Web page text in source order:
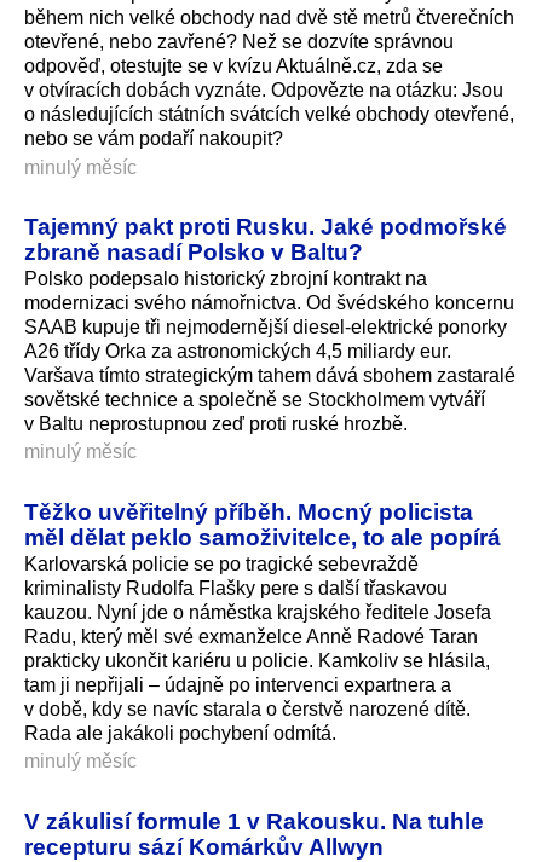
během nich velké obchody nad dvě stě metrů čtverečních
otevřené, nebo zavřené? Než se dozvíte správnou
odpověď, otestujte se v kvízu Aktuálně.cz, zda se
v otvíracích dobách vyznáte. Odpovězte na otázku: Jsou
o následujících státních svátcích velké obchody otevřené,
nebo se vám podaří nakoupit?
minulý měsíc
Tajemný pakt proti Rusku. Jaké podmořské
zbraně nasadí Polsko v Baltu?
Polsko podepsalo historický zbrojní kontrakt na
modernizaci svého námořnictva. Od švédského koncernu
SAAB kupuje tři nejmodernější diesel-elektrické ponorky
A26 třídy Orka za astronomických 4,5 miliardy eur.
Varšava tímto strategickým tahem dává sbohem zastaralé
sovětské technice a společně se Stockholmem vytváří
v Baltu neprostupnou zeď proti ruské hrozbě.
minulý měsíc
Těžko uvěřitelný příběh. Mocný policista
měl dělat peklo samoživitelce, to ale popírá
Karlovarská policie se po tragické sebevraždě
kriminalisty Rudolfa Flašky pere s další třaskavou
kauzou. Nyní jde o náměstka krajského ředitele Josefa
Radu, který měl své exmanželce Anně Radové Taran
prakticky ukončit kariéru u policie. Kamkoliv se hlásila,
tam ji nepřijali – údajně po intervenci expartnera a
v době, kdy se navíc starala o čerstvě narozené dítě.
Rada ale jakákoli pochybení odmítá.
minulý měsíc
V zákulisí formule 1 v Rakousku. Na tuhle
recepturu sází Komárkův Allwyn